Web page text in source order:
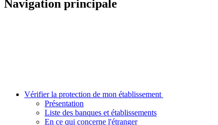
Navigation principale
Vérifier la protection de mon établissement
Présentation
Liste des banques et établissements
En ce qui concerne l'étranger